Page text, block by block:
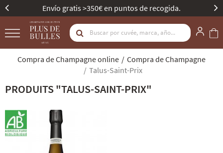
Envío gratis >350€ en puntos de recogida.
Compra de Champagne online
Compra de Champagne
Talus-Saint-Prix
PRODUITS "TALUS-SAINT-PRIX"